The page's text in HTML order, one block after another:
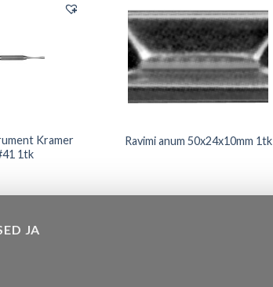
Kramer
1tk
Ravimi anum 50x24x10mm 1tk
JA